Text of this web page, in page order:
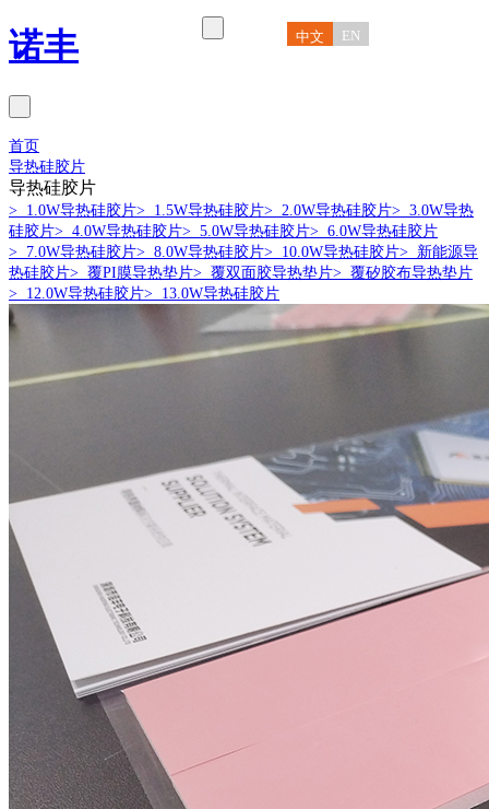
诺丰 中文 EN
首页
导热硅胶片
导热硅胶片
> 1.0W导热硅胶片> 1.5W导热硅胶片> 2.0W导热硅胶片> 3.0W导热
硅胶片> 4.0W导热硅胶片> 5.0W导热硅胶片> 6.0W导热硅胶片
> 7.0W导热硅胶片> 8.0W导热硅胶片> 10.0W导热硅胶片> 新能源导
热硅胶片> 覆PI膜导热垫片> 覆双面胶导热垫片> 覆矽胶布导热垫片
> 12.0W导热硅胶片> 13.0W导热硅胶片
服